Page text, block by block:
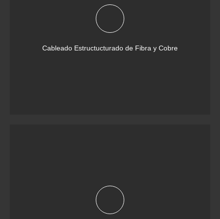
Cableado Estructucturado de Fibra y Cobre